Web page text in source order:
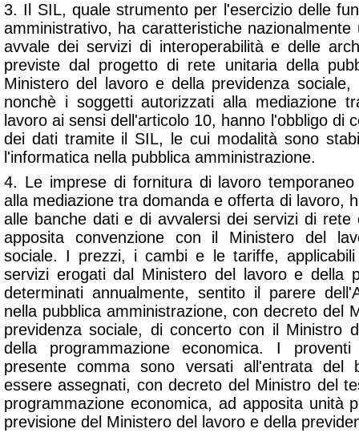
3. Il SIL, quale strumento per l'esercizio delle
amministrativo, ha caratteristiche
avvale dei servizi di interoperabilità e delle
previste dal progetto di rete unitaria della
Ministero del lavoro e della previdenza
nonchè i soggetti autorizzati alla mediazione
lavoro ai sensi dell'articolo 10, hanno l'obbligo di
dei dati tramite il SIL, le cui modalità sono
l'informatica nella pubblica amministrazione.
4. Le imprese di fornitura di lavoro
alla mediazione tra domanda e offerta di lavoro,
alle banche dati e di avvalersi dei servizi di rete
apposita convenzione con il Ministero del
sociale. I prezzi, i cambi e le tariffe,
servizi erogati dal Ministero del lavoro e della
determinati annualmente, sentito il parere
nella pubblica amministrazione, con decreto del
previdenza sociale, di concerto con il Ministro
della programmazione economica. I
presente comma sono versati all'entrata del
essere assegnati, con decreto del Ministro del
programmazione economica, ad apposita unità
previsione del Ministero del lavoro e della